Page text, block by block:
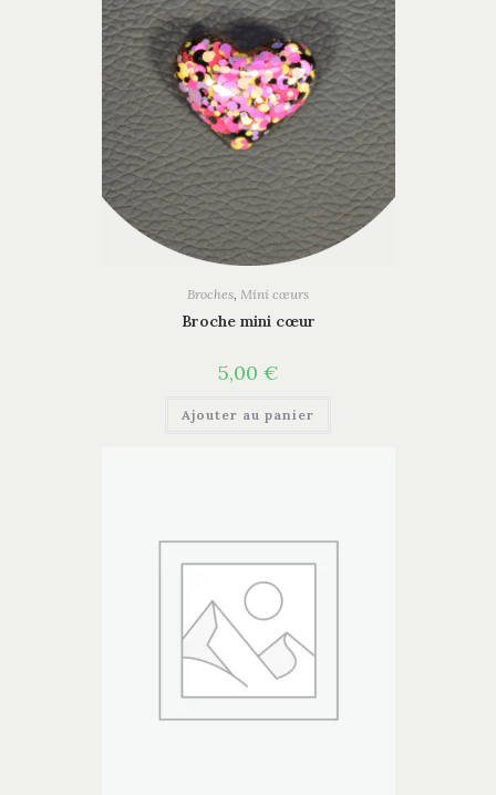
Broches Mini cœurs
Broche mini cœur
5,00 €
Ajouter au panier